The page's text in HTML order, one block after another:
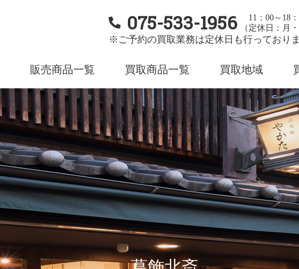
075-533-1956
11：00～18
（定休日：月
※ご予約の買取業務は定休日も行っており
販売商品一覧 買取商品一覧 買取地域